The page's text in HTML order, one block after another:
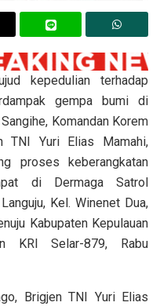
kepedulian terhadap
gempa bumi di
Komandan Korem
TNI Yuri Elias Mamahi,
proses keberangkatan
di Dermaga Satrol
Kel. Winenet Dua,
Kabupaten Kepulauan
KRI Selar-879, Rabu
Brigjen TNI Yuri Elias